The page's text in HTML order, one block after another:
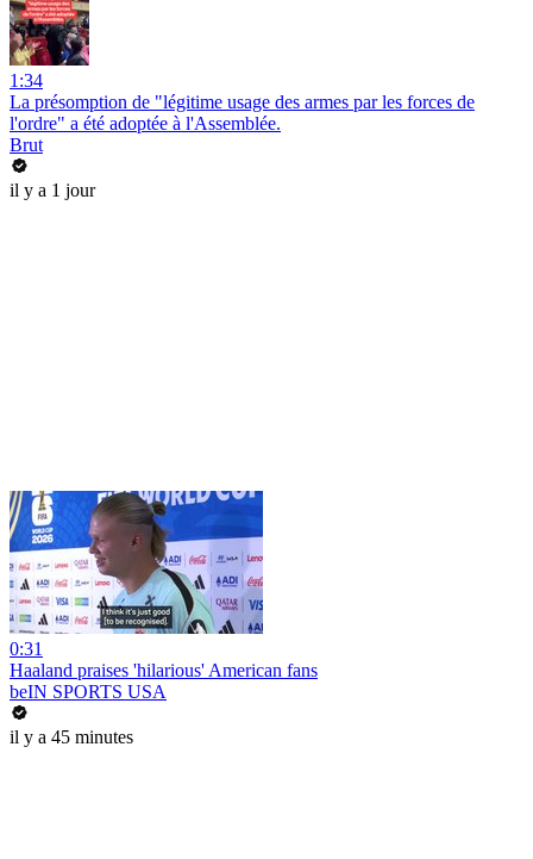
1:34
La présomption de "légitime usage des armes par les forces de
l'ordre" a été adoptée à l'Assemblée.
Brut
il y a 1 jour
0:31
Haaland praises 'hilarious' American fans
beIN SPORTS USA
il y a 45 minutes